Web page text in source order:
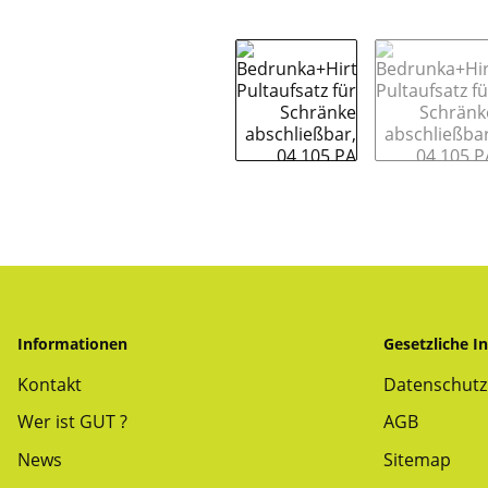
Informationen
Kontakt
Wer ist GUT ?
News
Gesetzliche
Datenschutz
AGB
Sitemap